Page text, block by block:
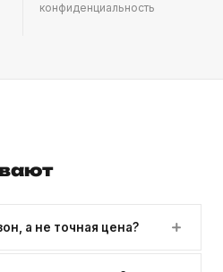
конфиденциальность
а не точная цена?